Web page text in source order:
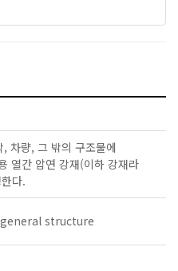
차량, 그 밖의 구조물에
열간 압연 강재(이하 강재라
다.
structure